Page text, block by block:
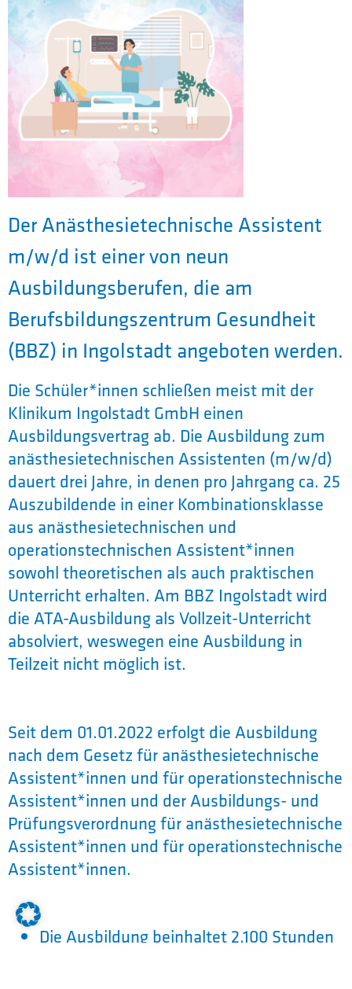
Der Anästhesietechnische Assistent
m/w/d ist einer von neun
Ausbildungsberufen, die am
Berufsbildungszentrum Gesundheit
(BBZ) in Ingolstadt angeboten werden.
Die Schüler*innen schließen meist mit der
Klinikum Ingolstadt GmbH einen
Ausbildungsvertrag ab. Die Ausbildung zum
anästhesietechnischen Assistenten (m/w/d)
dauert drei Jahre, in denen pro Jahrgang ca. 25
Auszubildende in einer Kombinationsklasse
aus anästhesietechnischen und
operationstechnischen Assistent*innen
sowohl theoretischen als auch praktischen
Unterricht erhalten. Am BBZ Ingolstadt wird
die ATA-Ausbildung als Vollzeit-Unterricht
absolviert, weswegen eine Ausbildung in
Teilzeit nicht möglich ist.
Seit dem 01.01.2022 erfolgt die Ausbildung
nach dem Gesetz für anästhesietechnische
Assistent*innen und für operationstechnische
Assistent*innen und der Ausbildungs- und
Prüfungsverordnung für anästhesietechnische
Assistent*innen und für operationstechnische
Assistent*innen.
Die Ausbildung beinhaltet 2.100 Stunden